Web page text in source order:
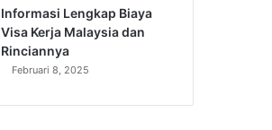
Informasi Lengkap Biaya
Visa Kerja Malaysia dan
Rinciannya
Februari 8, 2025